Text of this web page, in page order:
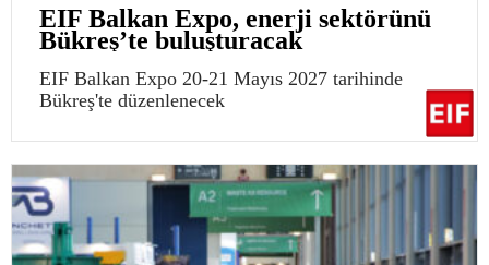
EIF Balkan Expo, enerji sektörünü
Bükreş’te buluşturacak
EIF Balkan Expo 20-21 Mayıs 2027 tarihinde
Bükreş'te düzenlenecek